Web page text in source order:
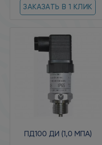
ЗАКАЗАТЬ В 1 КЛИК
ПД100 ДИ (1,0 МПА)